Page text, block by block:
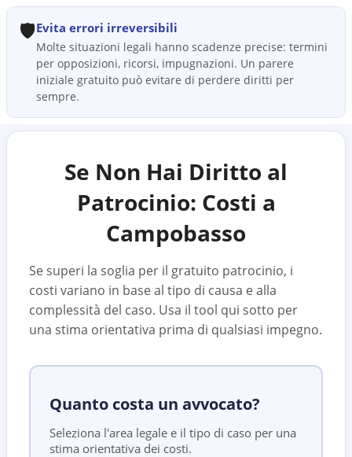
🛡️Evita errori irreversibili
Molte situazioni legali hanno scadenze precise: termini
per opposizioni, ricorsi, impugnazioni. Un parere
iniziale gratuito può evitare di perdere diritti per
sempre.
Se Non Hai Diritto al
Patrocinio: Costi a
Campobasso
Se superi la soglia per il gratuito patrocinio, i
costi variano in base al tipo di causa e alla
complessità del caso. Usa il tool qui sotto per
una stima orientativa prima di qualsiasi impegno.
Quanto costa un avvocato?
Seleziona l'area legale e il tipo di caso per una
stima orientativa dei costi.